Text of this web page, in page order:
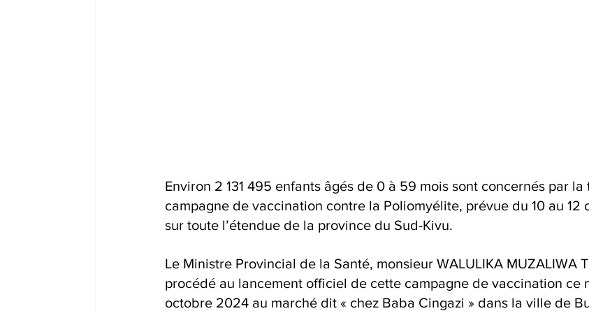
Environ 2 131 495 enfants âgés de 0 à 59 mois sont concernés par
campagne de vaccination contre la Poliomyélite, prévue du 10 au 12
sur toute l’étendue de la province du Sud-Kivu.
Le Ministre Provincial de la Santé, monsieur WALULIKA MUZALIWA
procédé au lancement officiel de cette campagne de vaccination ce
octobre 2024 au marché dit « chez Baba Cingazi » dans la ville de